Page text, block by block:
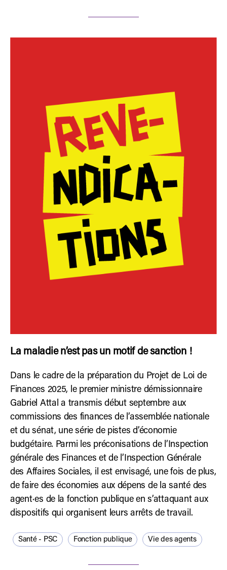
La maladie n’est pas un motif de sanction !
Dans le cadre de la préparation du Projet de Loi de
Finances 2025, le premier ministre démissionnaire
Gabriel Attal a transmis début septembre aux
commissions des finances de l’assemblée nationale
et du sénat, une série de pistes d’économie
budgétaire. Parmi les préconisations de l’Inspection
générale des Finances et de l’Inspection Générale
des Affaires Sociales, il est envisagé, une fois de plus,
de faire des économies aux dépens de la santé des
agent·es de la fonction publique en s’attaquant aux
dispositifs qui organisent leurs arrêts de travail.
Santé - PSC Fonction publique Vie des agents